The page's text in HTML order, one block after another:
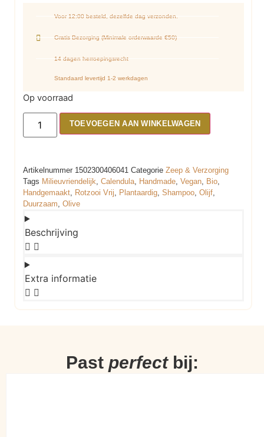
Voor 12:00 besteld, dezelfde dag verzonden.
Gratis Bezorging (Minimale orderwaarde €50)
14 dagen herroepingsrecht
Standaard levertijd 1-2 werkdagen
Op voorraad
TOEVOEGEN AAN WINKELWAGEN
Artikelnummer 1502300406041 Categorie Zeep & Verzorging
Tags Milieuvriendelijk, Calendula, Handmade, Vegan, Bio,
Handgemaakt, Rotzooi Vrij, Plantaardig, Shampoo, Olijf,
Duurzaam, Olive
Beschrijving
Extra informatie
Past perfectbij: